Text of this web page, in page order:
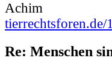
Achim
tierrechtsforen.de/
Re: Menschen